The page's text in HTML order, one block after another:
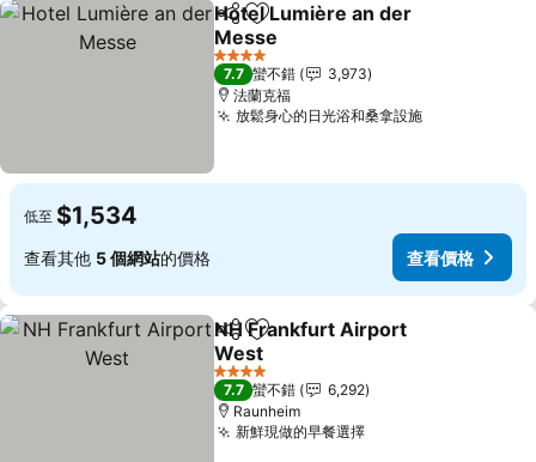
分享 加入我的最愛
Hotel Lumière an der
Messe
4 星級
7.7 蠻不錯
3,973
法蘭克福
放鬆身心的日光浴和桑拿設施
低至 $1,534
查看其他 5 個網站的價格 查看價格
分享 加入我的最愛
NH Frankfurt Airport
West
4 星級
7.7 蠻不錯
6,292
Raunheim
新鮮現做的早餐選擇